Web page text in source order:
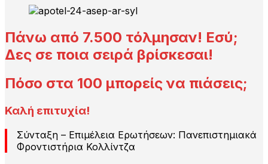
Πάνω από 7.500 τόλμησαν! Εσύ;
Δες σε ποια σειρά βρίσκεσαι!
Πόσο στα 100 μπορείς να πιάσεις;
Καλή επιτυχία!
Σύνταξη – Επιμέλεια Ερωτήσεων: Πανεπιστημιακά
Φροντιστήρια Κολλίντζα